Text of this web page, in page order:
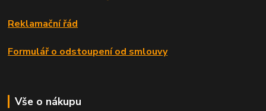
Reklamační řád
Formulář o odstoupení od smlouvy
Vše o nákupu